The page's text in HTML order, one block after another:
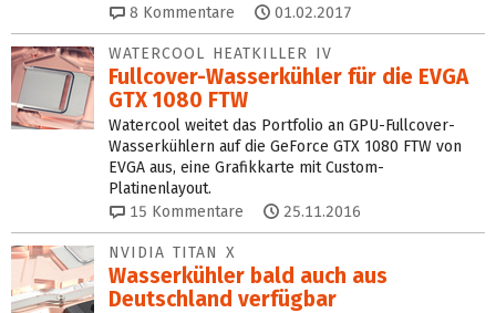
8 Kommentare 01.02.2017
WATERCOOL HEATKILLER IV
Fullcover-Wasserkühler für die EVGA
GTX 1080 FTW
Watercool weitet das Portfolio an GPU-Fullcover-
Wasserkühlern auf die GeForce GTX 1080 FTW von
EVGA aus, eine Grafikkarte mit Custom-
Platinenlayout.
15 Kommentare 25.11.2016
NVIDIA TITAN X
Wasserkühler bald auch aus
Deutschland verfügbar